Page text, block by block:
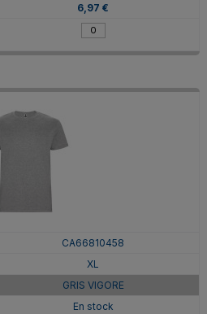
6,97 €
CA66810458
XL
GRIS VIGORE
En stock